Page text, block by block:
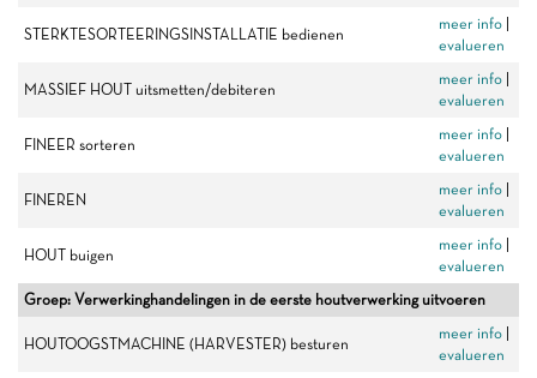
STERKTESORTEERINGSINSTALLATIE bedienen
meer info
evalueren
MASSIEF HOUT uitsmetten/debiteren
meer info
evalueren
FINEER sorteren
meer info
evalueren
FINEREN
meer info
evalueren
HOUT buigen
meer info
evalueren
Groep: Verwerkinghandelingen in de eerste houtverwerking uitvoeren
HOUTOOGSTMACHINE (HARVESTER) besturen
meer info
evalueren